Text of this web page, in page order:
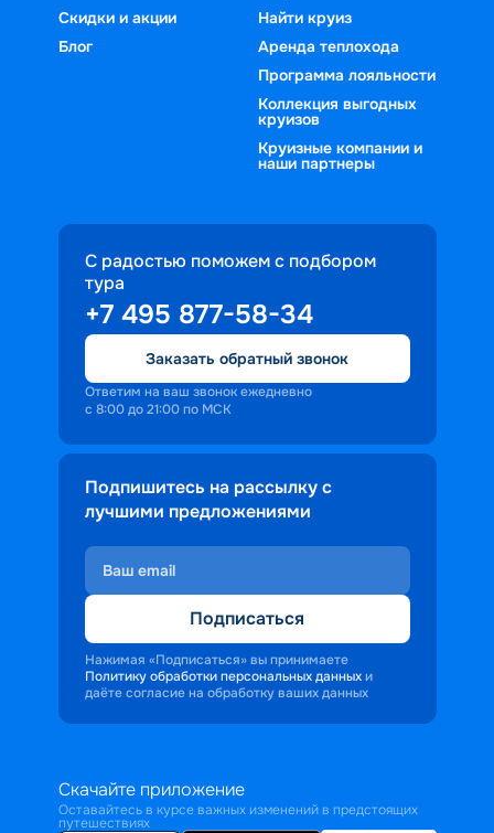
Скидки и акции
Блог
Найти круиз
Аренда теплохода
Программа лояльности
Коллекция выгодных
круизов
Круизные компании и
наши партнеры
С радостью поможем с подбором
тура
+7 495 877-58-34
Заказать обратный звонок
Ответим на ваш звонок ежедневно
с 8:00 до 21:00 по МСК
Подпишитесь на рассылку с
лучшими предложениями
Подписаться
Нажимая «Подписаться» вы принимаете
Политику обработки персональных данных и
даёте согласие на обработку ваших данных
Скачайте приложение
Оставайтесь в курсе важных изменений в предстоящих
путешествиях